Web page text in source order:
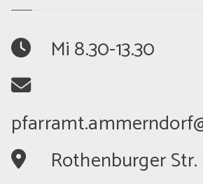
	Mi 8.30-13.30
Rothenburger Str.